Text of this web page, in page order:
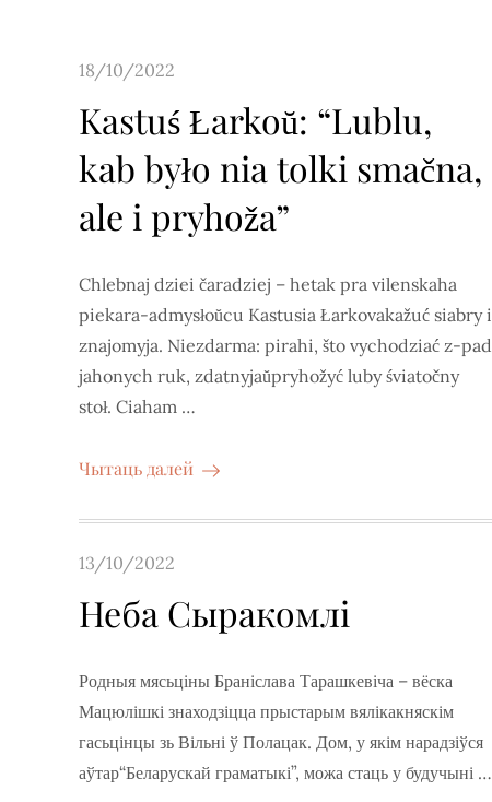
Posted
18/10/2022
Kastuś Łarkoŭ: “Lublu,
kab było nia tolki smačna,
ale i pryhoža”
Chlebnaj dziei čaradziej – hetak pra vilenskaha
piekara-admysłoŭcu Kastusia Łarkovakažuć siabry i
znajomyja. Niezdarma: pirahi, što vychodziać z-pad
jahonych ruk, zdatnyjaŭpryhožyć luby śviatočny
stoł. Ciaham …
Чытаць далей
Posted
13/10/2022
Неба Сыракомлі
Родныя мясьціны Браніслава Тарашкевіча – вёска
Мацюлішкі знаходзіцца прыстарым вялікакняскім
гасьцінцы зь Вільні ў Полацак. Дом, у якім нарадзіўся
аўтар“Беларускай граматыкі”, можа стаць у будучыні …